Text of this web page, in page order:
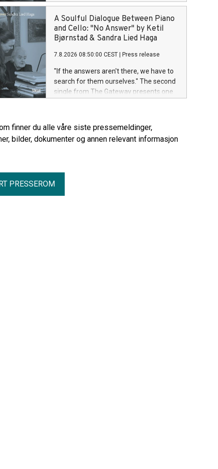
albumets mest ettertenksomme
komposisjoner. No Answer er en sjelfull
og melodisk dialog mellom piano og
cello, der stillheten og rommet mellom
melodien.
A Soulful Dialogue Between Piano
and Cello: "No Answer" by Ketil
Bjørnstad & Sandra Lied Haga
7.8.2026 08:50:00 CEST Press release
"If the answers aren't there, we have to
search for them ourselves." The second
single from The Gateway presents one
and lyrical dialogue between piano and
cello, where silence and the space
between the notes are just as important
finner du alle våre siste pressemeldinger,
bilder, dokumenter og annen relevant informasjon
PRESSEROM